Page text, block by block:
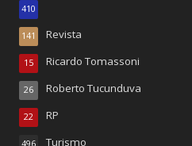
410
Revista
141
Ricardo Tomassoni
15
Roberto Tucunduva
26
RP
22
Turismo
496